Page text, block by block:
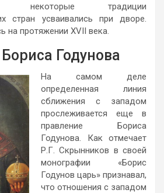
некоторые традиции
стран усваивались при дворе.
на протяжении ΧVII века.
Годунова
На самом деле
определенная линия
сближения с западом
прослеживается еще в
правление Бориса
Годунова. Как отмечает
Р.Г. Скрынников в своей
монографии «Борис
Годунов царь» признавал,
что отношения с западом